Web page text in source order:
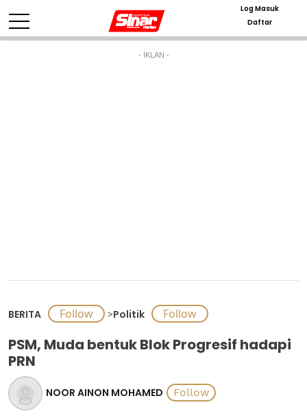
Log Masuk
Daftar
- IKLAN -
BERITA >Politik
PSM, Muda bentuk Blok Progresif hadapi
PRN
NOOR AINON MOHAMED